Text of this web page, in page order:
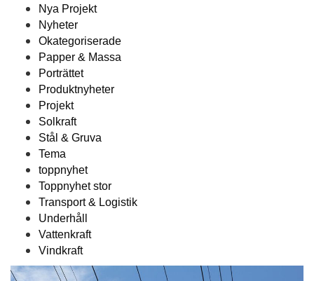
Nya Projekt
Nyheter
Okategoriserade
Papper & Massa
Porträttet
Produktnyheter
Projekt
Solkraft
Stål & Gruva
Tema
toppnyhet
Toppnyhet stor
Transport & Logistik
Underhåll
Vattenkraft
Vindkraft